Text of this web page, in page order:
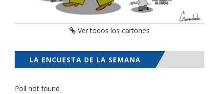
Ver todos los cartones
LA ENCUESTA DE LA SEMANA
Poll not found